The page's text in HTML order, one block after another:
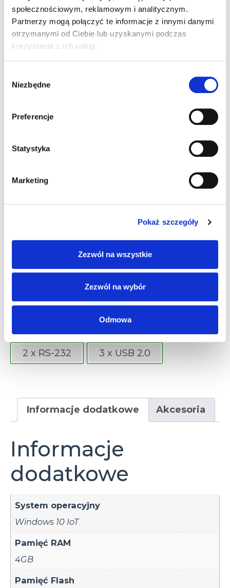
społecznościowym, reklamowym i analitycznym.
Partnerzy mogą połączyć te informacje z innymi danymi
otrzymanymi od Ciebie lub uzyskanymi podczas
korzystania z ich usług.
zgody
Niezbędne
Preferencje
Statystyka
Marketing
Pokaż szczegóły
Zezwól na wszystkie
Zezwól na wybór
Odmowa
Procesor
Intel Atom E3826 1.46 GHz
brak
Windows 7 Pro
Windows Embedded Compact 7
Windows Embedded Standard 7
1 x Ethernet 10/100/1000 Mbps (RJ45)
2 x RS-232 3 x USB 2.0
Informacje dodatkowe Akcesoria
Informacje
dodatkowe
System operacyjny
Windows 10 IoT
Pamięć RAM
4GB
Pamięć Flash